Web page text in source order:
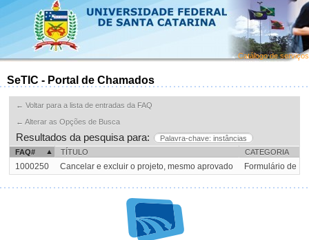
Catálogo de serviços
SeTIC - Portal de Chamados
← Voltar para a lista de entradas da FAQ
← Alterar as Opções de Busca
Resultados da pesquisa para:
Palavra-chave: instâncias
FAQ#
TÍTULO CATEGORIA
1000250 Cancelar e excluir o projeto, mesmo aprovado Formulário de